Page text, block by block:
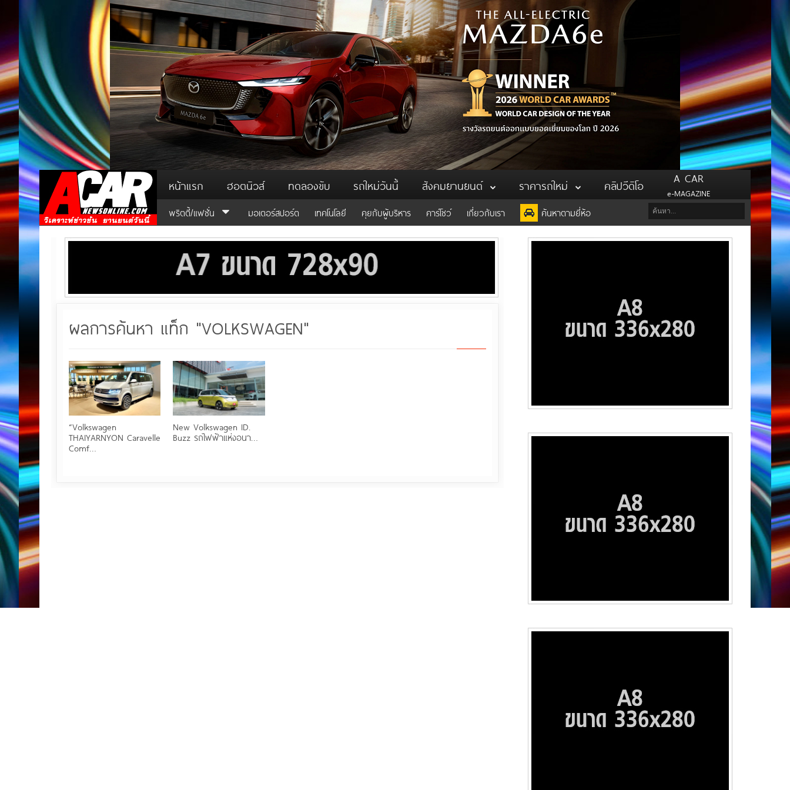
หน้าแรก ฮอตนิวส์ ทดลองขับ รถใหม่วันนี้ สังคมยานยนต์ ราคารถใหม่ คลิปวีดิโอ A CAR
e-MAGAZINE
พริตตี้/แฟชั่น มอเตอร์สปอร์ต เทคโนโลยี คุยกับผู้บริหาร คาร์โชว์ เกี่ยวกับเรา ค้นหาตามยี่ห้อ
ผลการค้นหา แท็ก "VOLKSWAGEN"
“Volkswagen
THAIYARNYON Caravelle
Comf…
New Volkswagen ID.
Buzz รถไฟฟ้าแห่งอนา…